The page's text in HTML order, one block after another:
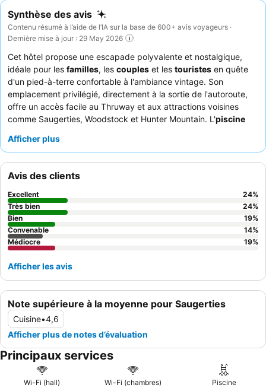
Synthèse des avis
Contenu résumé à l’aide de l’IA sur la base de 600+ avis voyageurs ·
Dernière mise à jour : 29 May 2026
Cet hôtel propose une escapade polyvalente et nostalgique,
idéale pour les familles, les couples et les touristes en quête
d'un pied-à-terre confortable à l'ambiance vintage. Son
emplacement privilégié, directement à la sortie de l'autoroute,
offre un accès facile au Thruway et aux attractions voisines
comme Saugerties, Woodstock et Hunter Mountain. L'piscine
relaxante à tous les clients. Le
cuisine, en particulier les œufs brouillés et les saucisses. Pour
une expérience vraiment paisible, les clients doivent demander
une chambre donnant sur le jardin afin de garantir un séjour plus
calme.
Afficher plus
Note supérieure à la moyenne pour Saugerties
Cuisine•4,6
Afficher plus de notes d’évaluation
Avis des clients
Excellent 24%
Très bien
24%
Bien
19%
Convenable
14%
Médiocre
19%
Afficher les avis
Principaux services
Wi-Fi (hall) Wi-Fi (chambres) Piscine